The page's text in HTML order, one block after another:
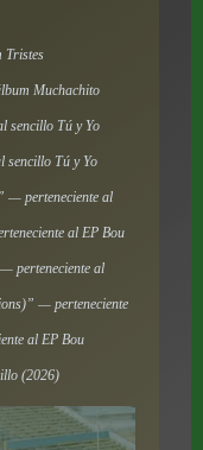
Tristes
Muchachito
sencillo Tú y Yo
sencillo Tú y Yo
— perteneciente al
al EP Bou
perteneciente al
— perteneciente
al EP Bou
(2026)